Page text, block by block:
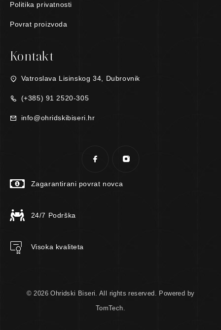
Politika privatnosti
Povrat proizvoda
Kontakt
Vatroslava Lisinskog 34, Dubrovnik
(+385) 91 2520-305
info@ohridskibiseri.hr
Zagarantirani povrat novca
24/7 Podrška
Visoka kvaliteta
© 2026 Ohridski Biseri. All rights reserved. Powered by
TomTech.